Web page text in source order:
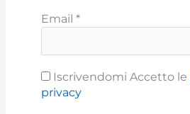
Email*
Iscrivendomi Accetto le
privacy